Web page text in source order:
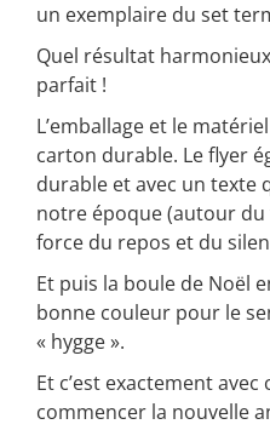
un exemplaire du set
Quel résultat
parfait !
L’emballage et le
carton durable. Le flyer
durable et avec un texte
notre époque (autour du
force du repos et du
Et puis la boule de Noël
bonne couleur pour le
« hygge ».
Et c’est exactement
commencer la nouvelle